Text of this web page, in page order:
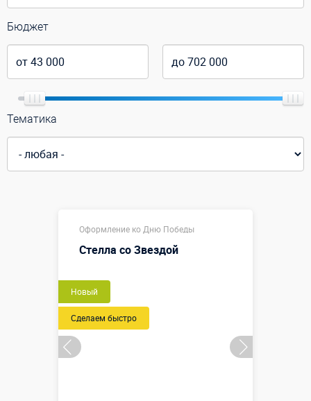
Бюджет
Тематика
Оформление ко Дню Победы
Стелла со Звездой
Новый
Сделаем быстро